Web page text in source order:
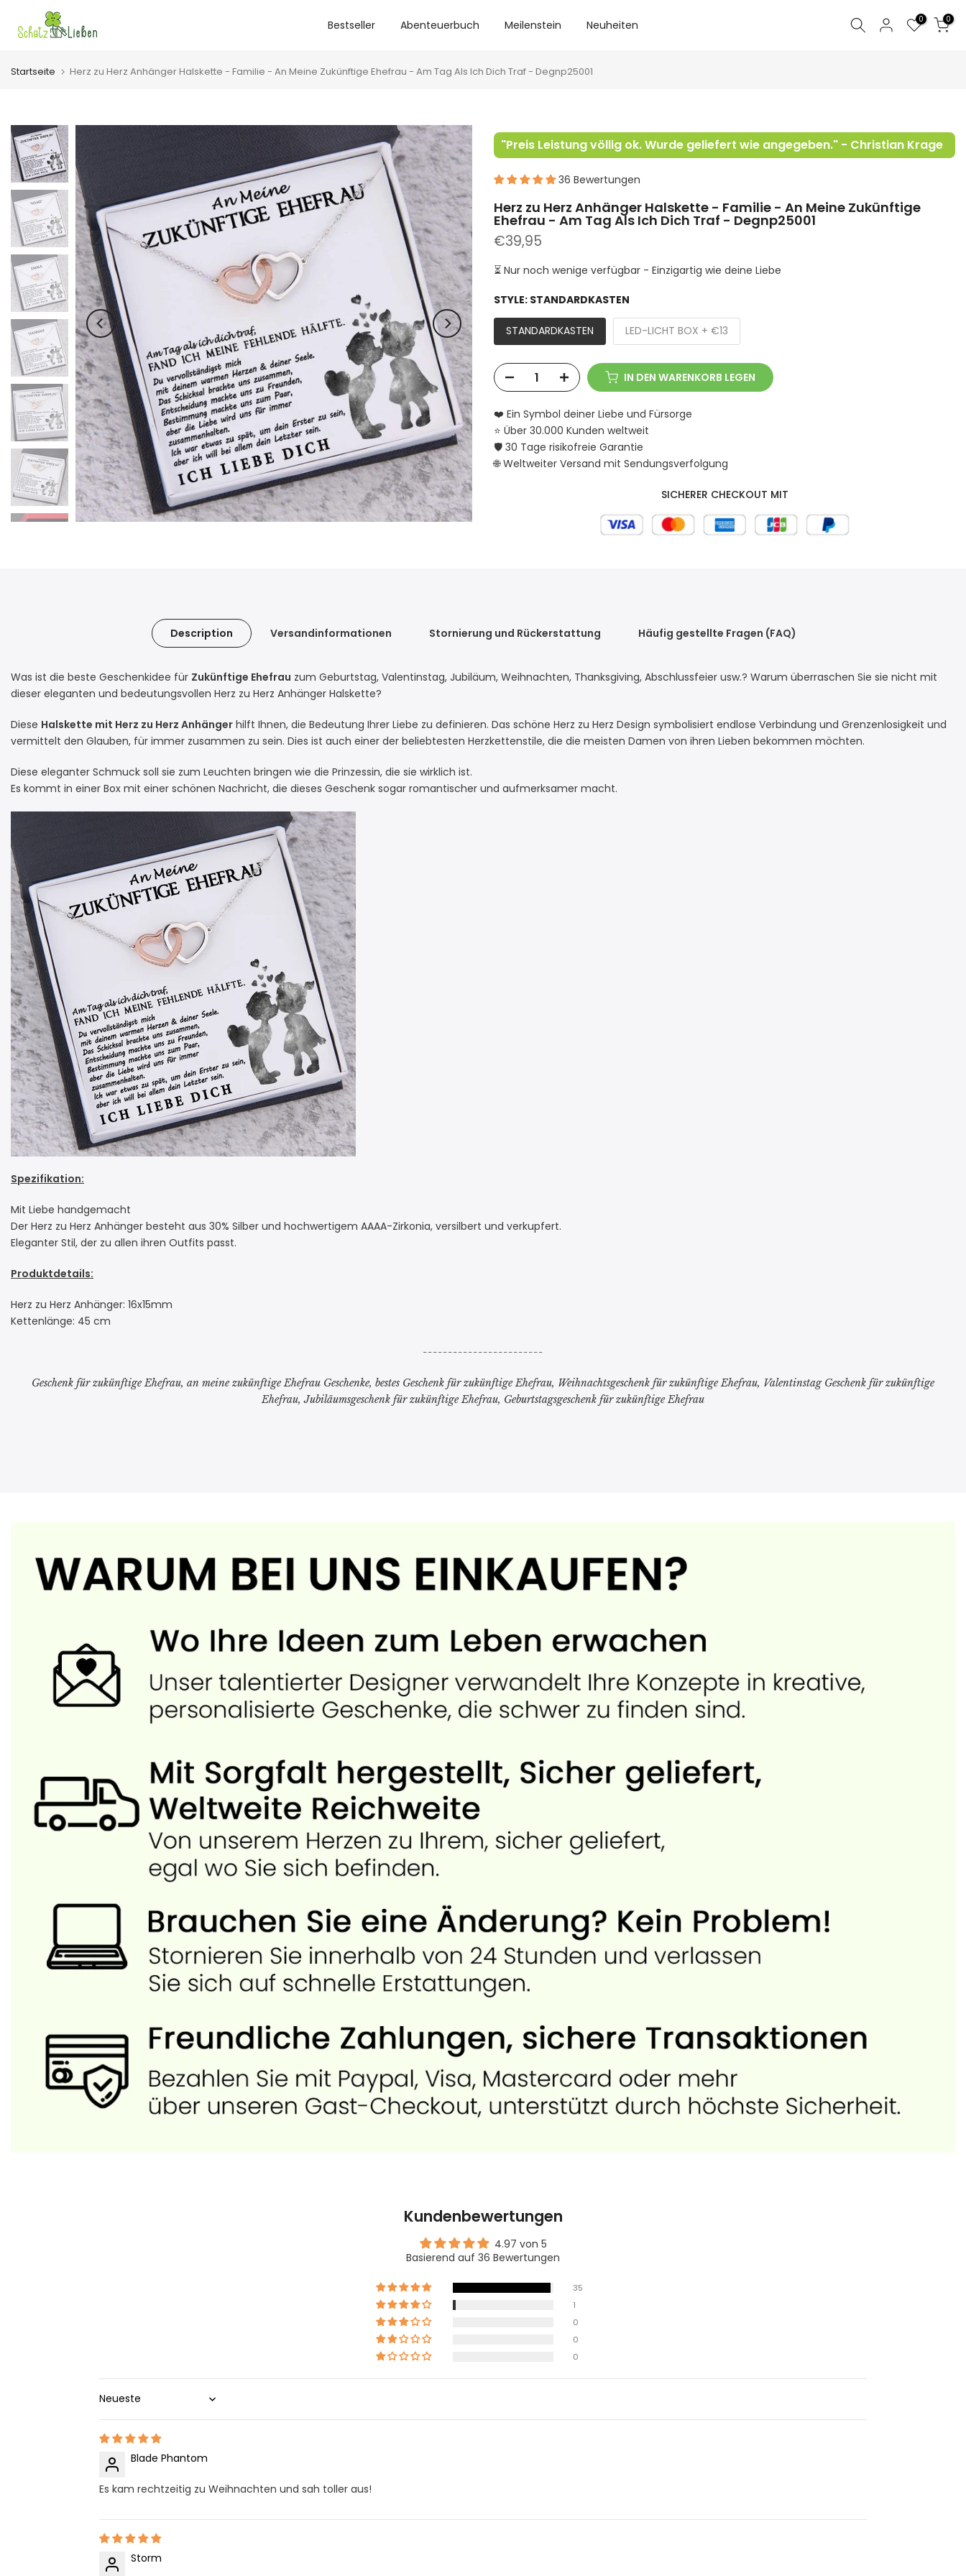
Inhalt
Bestseller Abenteuerbuch Meilenstein Neuheiten 0 0
Startseite Herz zu Herz Anhänger Halskette - Familie - An Meine Zukünftige Ehefrau - Am Tag Als Ich Dich Traf - Degnp25001
"Preis Leistung völlig ok. Wurde geliefert wie angegeben." - Christian Krage
36 Bewertungen
Herz zu Herz Anhänger Halskette - Familie - An Meine Zukünftige
Ehefrau - Am Tag Als Ich Dich Traf - Degnp25001
€39,95
⏳ Nur noch wenige verfügbar - Einzigartig wie deine Liebe
STYLE: STANDARDKASTEN
STANDARDKASTEN LED-LICHT BOX + €13
IN DEN WARENKORB LEGEN
❤️ Ein Symbol deiner Liebe und Fürsorge
⭐ Über 30.000 Kunden weltweit
🛡️ 30 Tage risikofreie Garantie
🌐 Weltweiter Versand mit Sendungsverfolgung
SICHERER CHECKOUT MIT
Description Versandinformationen Stornierung und Rückerstattung Häufig gestellte Fragen (FAQ)
Was ist die beste Geschenkidee für Zukünftige Ehefrau zum Geburtstag, Valentinstag, Jubiläum, Weihnachten, Thanksgiving, Abschlussfeier usw.? Warum überraschen Sie sie nicht mit
dieser eleganten und bedeutungsvollen Herz zu Herz Anhänger Halskette?
Diese Halskette mit Herz zu Herz Anhänger hilft Ihnen, die Bedeutung Ihrer Liebe zu definieren. Das schöne Herz zu Herz Design symbolisiert endlose Verbindung und Grenzenlosigkeit und
vermittelt den Glauben, für immer zusammen zu sein. Dies ist auch einer der beliebtesten Herzkettenstile, die die meisten Damen von ihren Lieben bekommen möchten.
Diese eleganter Schmuck soll sie zum Leuchten bringen wie die Prinzessin, die sie wirklich ist.
Es kommt in einer Box mit einer schönen Nachricht, die dieses Geschenk sogar romantischer und aufmerksamer macht.
Spezifikation:
Mit Liebe handgemacht
Der Herz zu Herz Anhänger besteht aus 30% Silber und hochwertigem AAAA-Zirkonia, versilbert und verkupfert.
Eleganter Stil, der zu allen ihren Outfits passt.
Produktdetails:
Herz zu Herz Anhänger: 16x15mm
Kettenlänge: 45 cm
------------------------
Geschenk für zukünftige Ehefrau, an meine zukünftige Ehefrau Geschenke, bestes Geschenk für zukünftige Ehefrau, Weihnachtsgeschenk für zukünftige Ehefrau, Valentinstag Geschenk für zukünftige
Ehefrau, Jubiläumsgeschenk für zukünftige Ehefrau, Geburtstagsgeschenk für zukünftige Ehefrau
Kundenbewertungen
4.97 von 5
Basierend auf 36 Bewertungen
35
1
0
0
0
Sort by
Blade Phantom
Es kam rechtzeitig zu Weihnachten und sah toller aus!
Storm